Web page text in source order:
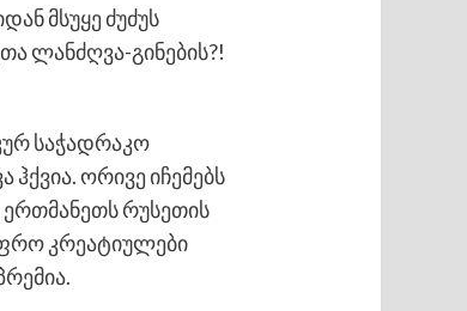
მსუყე ძუძუს
ლანძღვა-გინების?!
საჭადრაკო
ორივე იჩემებს
რუსეთის
კრეატიულები